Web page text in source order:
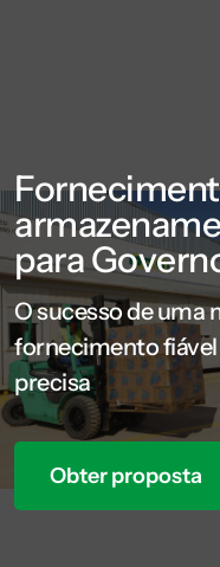
para
O sucesso de uma
fornecimento fiável
precisa
Obter proposta